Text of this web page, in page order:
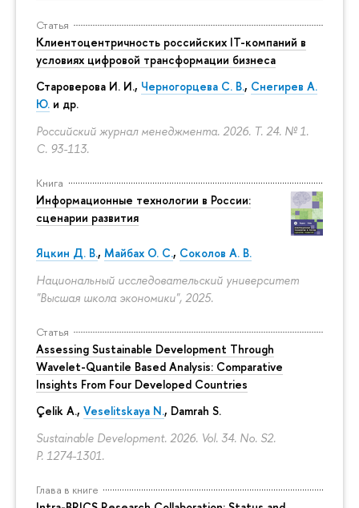
Статья
Клиентоцентричность российских IT-компаний в
условиях цифровой трансформации бизнеса
Староверова И. И., Черногорцева С. В., Снегирев А.
Ю. и др.
Российский журнал менеджмента. 2026. Т. 24. № 1.
С. 93-113.
Книга
Информационные технологии в России:
сценарии развития
Яцкин Д. В., Майбах О. С., Соколов А. В.
Национальный исследовательский университет
"Высшая школа экономики", 2025.
Статья
Assessing Sustainable Development Through
Wavelet-Quantile Based Analysis: Comparative
Insights From Four Developed Countries
Çelik A., Veselitskaya N., Damrah S.
Sustainable Development. 2026. Vol. 34. No. S2.
P. 1274-1301.
Глава в книге